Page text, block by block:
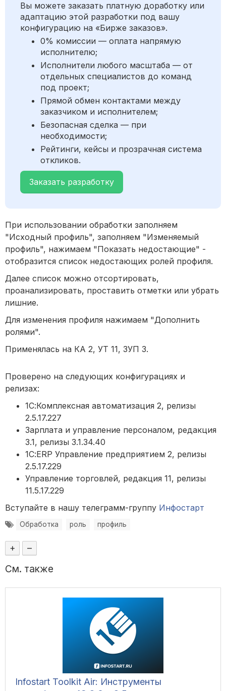
Вы можете заказать платную доработку или
адаптацию этой разработки под вашу
конфигурацию на «Бирже заказов».
0% комиссии — оплата напрямую
исполнителю;
Исполнители любого масштаба — от
отдельных специалистов до команд
под проект;
Прямой обмен контактами между
заказчиком и исполнителем;
Безопасная сделка — при
необходимости;
Рейтинги, кейсы и прозрачная система
откликов.
Заказать разработку
При использовании обработки заполняем
"Исходный профиль", заполняем "Изменяемый
профиль", нажимаем "Показать недостающие" -
отобразится список недостающих ролей профиля.
Далее список можно отсортировать,
проанализировать, проставить отметки или убрать
лишние.
Для изменения профиля нажимаем "Дополнить
ролями".
Применялась на КА 2, УТ 11, ЗУП 3.
Проверено на следующих конфигурациях и
релизах:
1С:Комплексная автоматизация 2, релизы
2.5.17.227
Зарплата и управление персоналом, редакция
3.1, релизы 3.1.34.40
1С:ERP Управление предприятием 2, релизы
2.5.17.229
Управление торговлей, редакция 11, релизы
11.5.17.229
Вступайте в нашу телеграмм-группу Инфостарт
Обработка роль профиль
+ –
См. также
Infostart Toolkit Air: Инструменты